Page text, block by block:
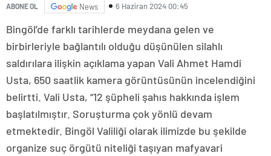
ABONE OL News 6 Haziran 2024 00:45
Bingöl’de farklı tarihlerde meydana gelen ve
birbirleriyle bağlantılı olduğu düşünülen silahlı
saldırılara ilişkin açıklama yapan Vali Ahmet Hamdi
Usta, 650 saatlik kamera görüntüsünün incelendiğini
belirtti. Vali Usta, “12 şüpheli şahıs hakkında işlem
başlatılmıştır. Soruşturma çok yönlü devam
etmektedir. Bingöl Valiliği olarak ilimizde bu şekilde
organize suç örgütü niteliği taşıyan mafyavari